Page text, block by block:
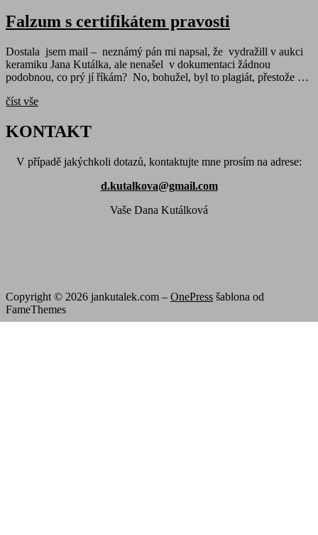
Falzum s certifikátem pravosti
Dostala jsem mail – neznámý pán mi napsal, že vydražill v aukci
keramiku Jana Kutálka, ale nenašel v dokumentaci žádnou
podobnou, co prý jí říkám? No, bohužel, byl to plagiát, přestože …
číst vše
KONTAKT
V případě jakýchkoli dotazů, kontaktujte mne prosím na adrese:
d.kutalkova@gmail.com
Vaše Dana Kutálková
Copyright © 2026 jankutalek.com – OnePress šablona od
FameThemes